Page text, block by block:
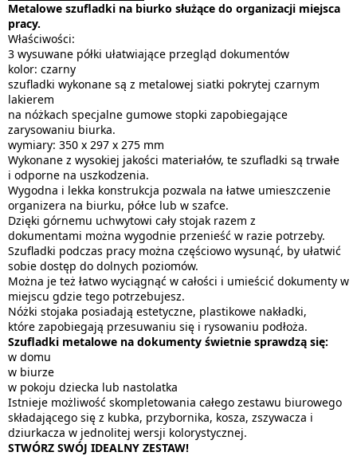
Metalowe szufladki na biurko służące do organizacji miejsca
pracy.
Właściwości:
3 wysuwane półki ułatwiające przegląd dokumentów
kolor: czarny
szufladki wykonane są z metalowej siatki pokrytej czarnym
lakierem
na nóżkach specjalne gumowe stopki zapobiegające
zarysowaniu biurka.
wymiary: 350 x 297 x 275 mm
Wykonane z wysokiej jakości materiałów, te szufladki są trwałe
i odporne na uszkodzenia.
Wygodna i lekka konstrukcja pozwala na łatwe umieszczenie
organizera na biurku, półce lub w szafce.
Dzięki górnemu uchwytowi cały stojak razem z
dokumentami można wygodnie przenieść w razie potrzeby.
Szufladki podczas pracy można częściowo wysunąć, by ułatwić
sobie dostęp do dolnych poziomów.
Można je też łatwo wyciągnąć w całości i umieścić dokumenty w
miejscu gdzie tego potrzebujesz.
Nóżki stojaka posiadają estetyczne, plastikowe nakładki,
które zapobiegają przesuwaniu się i rysowaniu podłoża.
Szufladki metalowe na dokumenty świetnie sprawdzą się:
w domu
w biurze
w pokoju dziecka lub nastolatka
Istnieje możliwość skompletowania całego zestawu biurowego
składającego się z kubka, przybornika, kosza, zszywacza i
dziurkacza w jednolitej wersji kolorystycznej.
STWÓRZ SWÓJ IDEALNY ZESTAW!